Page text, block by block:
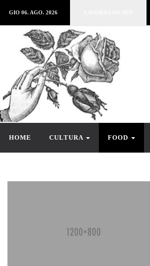
GIO 06. AGO. 2026
HOME CULTURA FOOD